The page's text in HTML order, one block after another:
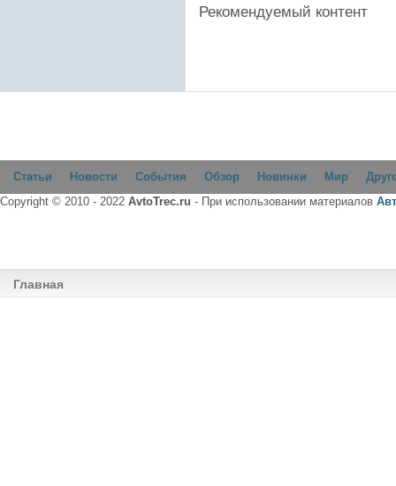
Рекомендуемый контент
Статьи Новости События Обзор Новинки Мир
Copyright © 2010 - 2022 AvtoTrec.ru - При использовании материалов
Главная